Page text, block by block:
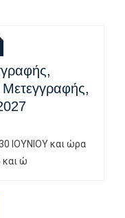
ΙΟΥΝΙΟΥ και ώρα
και ώ